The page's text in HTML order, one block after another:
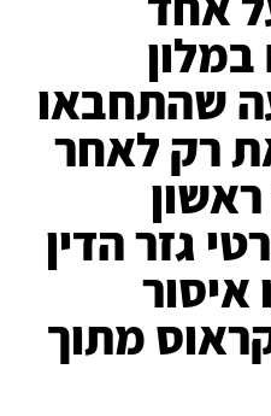
שהתחבאו
רק לאחר
גזר הדין
איסור
מתוך